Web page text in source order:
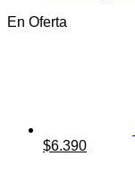
En Oferta
El
$6.390El